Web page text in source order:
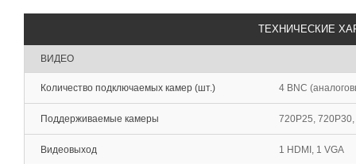
ТЕХНИЧЕСКИЕ
ВИДЕО
Количество подключаемых камер (шт.) 4 BNC
Поддерживаемые камеры 720P25,
Видеовыход 1 HDMI, 1 VGA